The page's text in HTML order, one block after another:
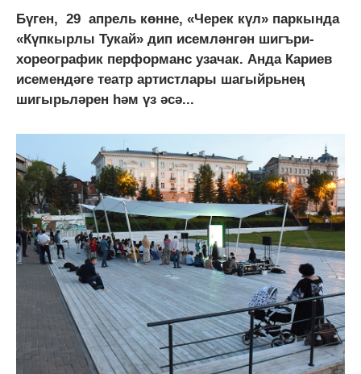
Бүген, 29 апрель көнне, «Черек күл» паркында
«Күпкырлы Тукай» дип исемләнгән шигъри-
хореографик перформанс узачак. Анда Кариев
исемендәге театр артистлары шагыйрьнең
шигырьләрен һәм үз әсә...